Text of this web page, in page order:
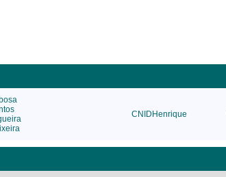
CNIDHenrique